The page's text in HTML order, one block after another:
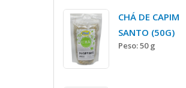
CHÁ DE CAPIM
SANTO (50G)
Peso: 50 g